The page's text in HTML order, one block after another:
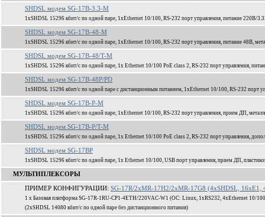
SHDSL модем SG-17B-3.3-M
1xSHDSL 15296 кбит/c по одной паре, 1xEthernet 10/100, RS-232 порт управления, питание 220В/
SHDSL модем SG-17B-48-M
1xSHDSL 15296 кбит/c по одной паре, 1xEthernet 10/100, RS-232 порт управления, питание 48В,
SHDSL модем SG-17B-48/T-M
1xSHDSL 15296 кбит/c по одной паре, 1x Ethernet 10/100 PoE class 2, RS-232 порт управления,
SHDSL модем SG-17B-48P/PD
1xSHDSL 15296 кбит/c по одной паре с дистанционным питанием, 1xEthernet 10/100, RS-232 порт
SHDSL модем SG-17B-P-M
1xSHDSL 15296 кбит/c по одной паре, 1xEthernet 10/100, RS-232 порт управления, прием ДП,
SHDSL модем SG-17B-P/T-M
1xSHDSL 15296 кбит/c по одной паре, 1x Ethernet 10/100 PoE class 2, RS-232 порт управления,
SHDSL модем SG-17BP
1xSHDSL 15296 кбит/c по одной паре, 1x Ethernet 10/100, USB порт управления, прием ДП,
МУЛЬТИПЛЕКСОРЫ
ПРИМЕР КОНФИГУРАЦИИ: SG-17R/2xMR-17H2/2xMR-17G8 (4xSHDSL, 16xE1,
1 x Базовая платформа SG-17R-1RU-CP1-4ETH/220VAC-W1 (ОС: Linux, 1xRS232, 4xEthernet 10/
(2xSHDSL 14080 кбит/c по одной паре без дистанционного питания)